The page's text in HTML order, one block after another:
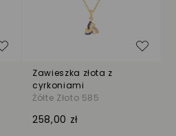
Dodaj do listy życzeń
Zawieszka złota z
cyrkoniami
Żółte Złoto 585
258,00 zł